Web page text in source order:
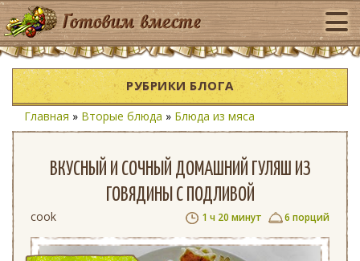
РУБРИКИ БЛОГА
Главная » Вторые блюда » Блюда из мяса
ВКУСНЫЙ И СОЧНЫЙ ДОМАШНИЙ ГУЛЯШ ИЗ
ГОВЯДИНЫ С ПОДЛИВОЙ
cook 1 ч 20 минут 6 порций